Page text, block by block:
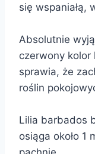
się wspaniałą,
Absolutnie
czerwony
sprawia, że
roślin
Lilia barbados
osiąga około 1